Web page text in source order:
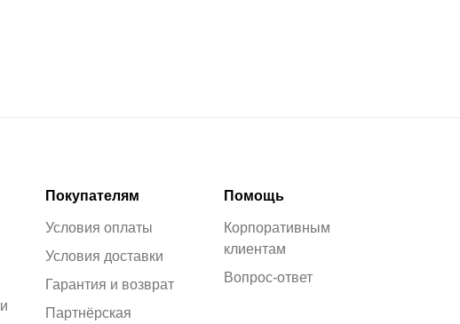
Покупателям
Условия оплаты
Условия доставки
Гарантия и возврат
Партнёрская
Помощь
Корпоративным
клиентам
Вопрос-ответ